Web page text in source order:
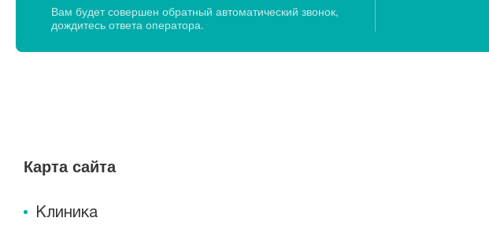
Вам будет совершен обратный автоматический звонок,
дождитесь ответа оператора.
Карта сайта
Клиника